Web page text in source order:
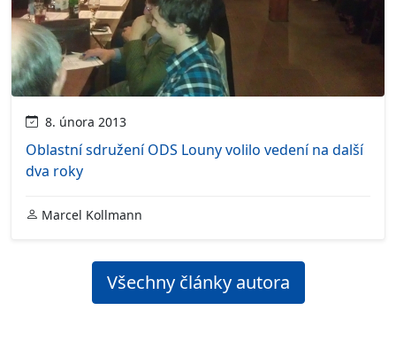
8. února 2013
Oblastní sdružení ODS Louny volilo vedení na další
dva roky
Marcel Kollmann
Všechny články autora